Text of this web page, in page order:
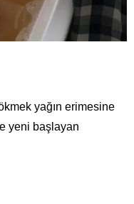
yağın erimesine
yeni başlayan